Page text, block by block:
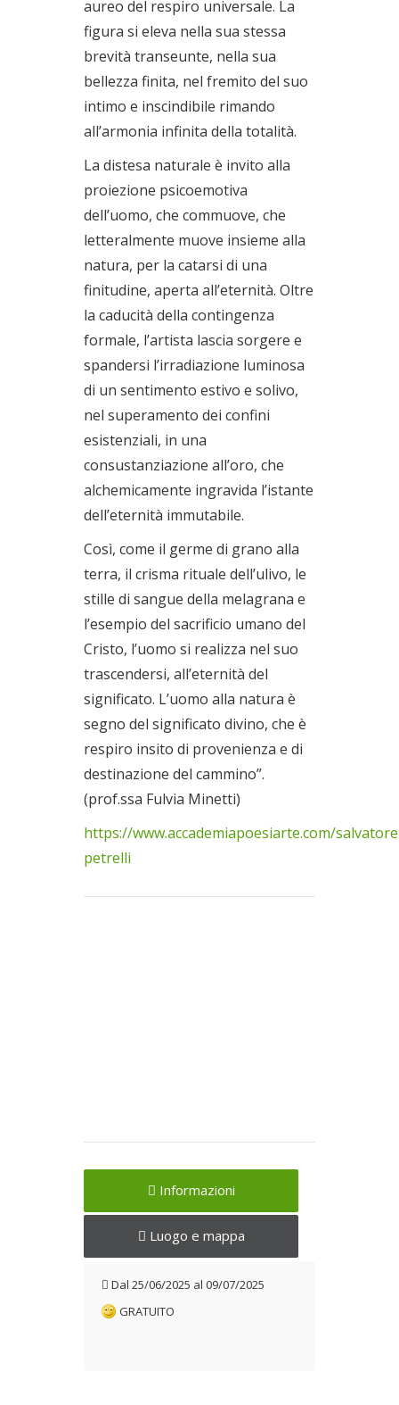
aureo del respiro universale. La
figura si eleva nella sua stessa
brevità transeunte, nella sua
bellezza finita, nel fremito del suo
intimo e inscindibile rimando
all’armonia infinita della totalità.
La distesa naturale è invito alla
proiezione psicoemotiva
dell’uomo, che commuove, che
letteralmente muove insieme alla
natura, per la catarsi di una
finitudine, aperta all’eternità. Oltre
la caducità della contingenza
formale, l’artista lascia sorgere e
spandersi l’irradiazione luminosa
di un sentimento estivo e solivo,
nel superamento dei confini
esistenziali, in una
consustanziazione all’oro, che
alchemicamente ingravida l’istante
dell’eternità immutabile.
Così, come il germe di grano alla
terra, il crisma rituale dell’ulivo, le
stille di sangue della melagrana e
l’esempio del sacrificio umano del
Cristo, l’uomo si realizza nel suo
trascendersi, all’eternità del
significato. L’uomo alla natura è
segno del significato divino, che è
respiro insito di provenienza e di
destinazione del cammino”.
(prof.ssa Fulvia Minetti)
https://www.accademiapoesiarte.com/
petrelli
Informazioni
Luogo e mappa
Dal 25/06/2025 al 09/07/2025
GRATUITO